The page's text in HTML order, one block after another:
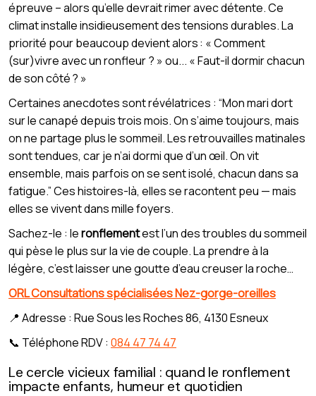
épreuve – alors qu’elle devrait rimer avec détente. Ce
climat installe insidieusement des tensions durables. La
priorité pour beaucoup devient alors : « Comment
(sur)vivre avec un ronfleur ? » ou... « Faut-il dormir chacun
de son côté ? »
Certaines anecdotes sont révélatrices : “Mon mari dort
sur le canapé depuis trois mois. On s’aime toujours, mais
on ne partage plus le sommeil. Les retrouvailles matinales
sont tendues, car je n’ai dormi que d’un œil. On vit
ensemble, mais parfois on se sent isolé, chacun dans sa
fatigue.” Ces histoires-là, elles se racontent peu — mais
elles se vivent dans mille foyers.
Sachez-le : leronflementest l’un des troubles du sommeil
qui pèse le plus sur la vie de couple. La prendre à la
légère, c’est laisser une goutte d’eau creuser la roche…
ORL Consultations spécialisées Nez-gorge-oreilles
📍 Adresse : Rue Sous les Roches 86, 4130 Esneux
📞 Téléphone RDV : 084 47 74 47
Le cercle vicieux familial : quand le ronflement
impacte enfants, humeur et quotidien